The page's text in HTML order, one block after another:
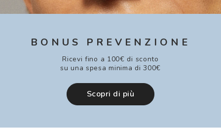
BONUS PREVENZIONE
Ricevi fino a 100€ di sconto
su una spesa minima di 300€
Scopri di più